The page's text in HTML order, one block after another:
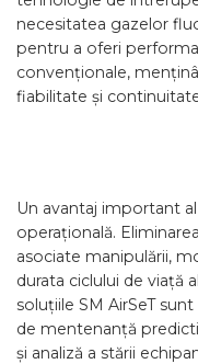
necesitatea gazelor
pentru a oferi
convenționale,
fiabilitate și
Un avantaj important
operațională.
asociate manipulării,
durata ciclului de viață
soluțiile SM AirSeT
de mentenanță
și analiză a stării